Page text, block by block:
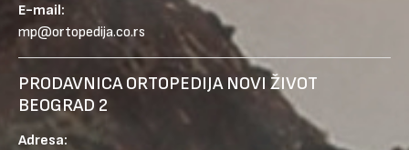
E-mail:
mp@ortopedija.co.rs
PRODAVNICA ORTOPEDIJA NOVI ŽIVOT
BEOGRAD 2
Adresa: